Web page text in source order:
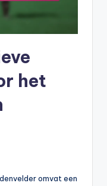
het
omvat een